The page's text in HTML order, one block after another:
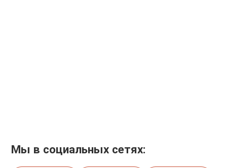
Мы в социальных сетях: